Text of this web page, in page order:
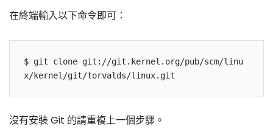
在終端輸入以下命令即可：
$ git clone git://git.kernel.org/pub/scm/linu
沒有安裝 Git 的請重複上一個步驟。